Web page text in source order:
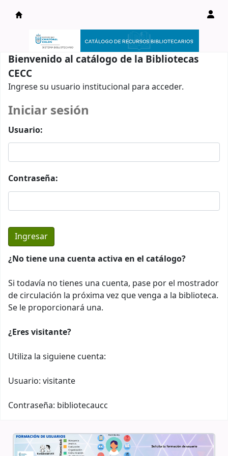
Catálogo en línea
Bienvenido al catálogo de la Bibliotecas
CECC
Ingrese su usuario institucional para acceder.
Iniciar sesión
Usuario:
Contraseña:
¿No tiene una cuenta activa en el catálogo?
Si todavía no tienes una cuenta, pase por el mostrador
de circulación la próxima vez que venga a la biblioteca.
Se le proporcionará una.
¿Eres visitante?
Utiliza la siguiene cuenta:
Usuario: visitante
Contraseña: bibliotecaucc